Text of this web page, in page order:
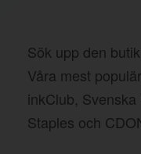
Sök upp den
Våra mest
inkClub,
Staples och